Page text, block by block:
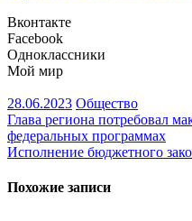
Вконтакте
Facebook
Одноклассники
Мой мир
28.06.2023 Общество
Навигация
по
Глава региона потребовал
федеральных программах
Исполнение бюджетного
Похожие записи